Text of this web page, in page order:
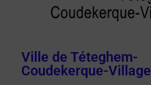
Ville de Téteghem-
Coudekerque-Village